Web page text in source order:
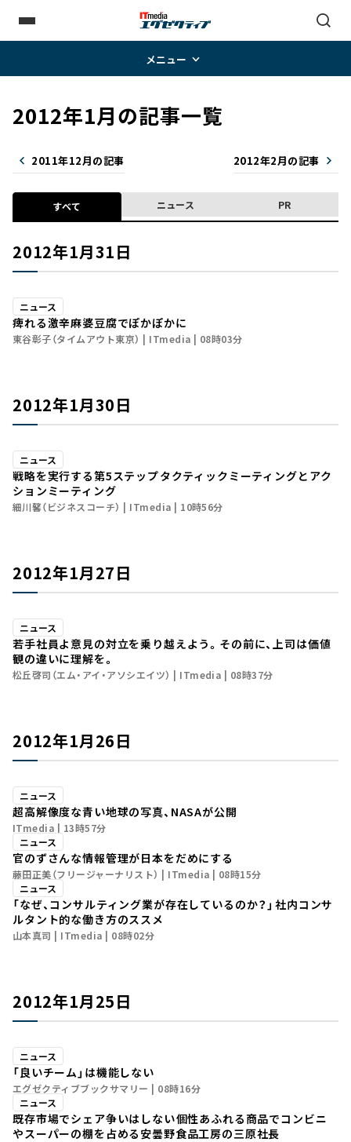
メニュー
2012年1月の記事一覧
2011年12月の記事 2012年2月の記事
すべて ニュース PR
2012年1月31日
ニュース
痺れる激辛麻婆豆腐でぽかぽかに
東谷彰子（タイムアウト東京） ITmedia 08時03分
2012年1月30日
ニュース
戦略を実行する第5ステップ――タクティックミーティングとアク
ションミーティング
細川馨（ビジネスコーチ） ITmedia 10時56分
2012年1月27日
ニュース
若手社員よ意見の対立を乗り越えよう。その前に、上司は価値
観の違いに理解を。
松丘啓司（エム・アイ・アソシエイツ） ITmedia 08時37分
2012年1月26日
ニュース
超高解像度な青い地球の写真、NASAが公開
ITmedia
13時57分
ニュース
官のずさんな情報管理が日本をだめにする
藤田正美（フリージャーナリスト） ITmedia
08時15分
ニュース
「なぜ、コンサルティング業が存在しているのか？」――社内コンサ
ルタント的な働き方のススメ
山本真司 ITmedia 08時02分
2012年1月25日
ニュース
「良いチーム」は機能しない
エグゼクティブブックサマリー
08時16分
ニュース
既存市場でシェア争いはしない――個性あふれる商品でコンビニ
やスーパーの棚を占める安曇野食品工房の三原社長